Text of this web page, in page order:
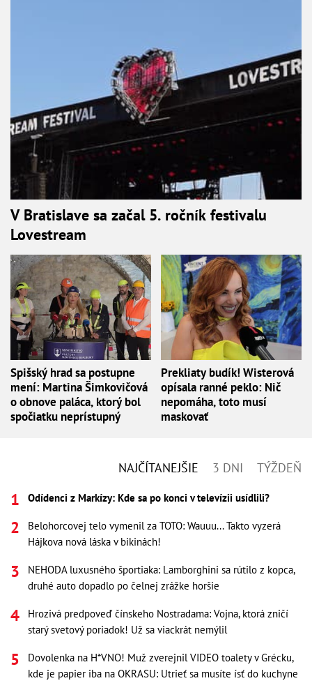
V Bratislave sa začal 5. ročník festivalu
Lovestream
Spišský hrad sa postupne
mení: Martina Šimkovičová
o obnove paláca, ktorý bol
spočiatku neprístupný
Prekliaty budík! Wisterová
opísala ranné peklo: Nič
nepomáha, toto musí
maskovať
NAJČÍTANEJŠIE 3 DNI TÝŽDEŇ
Odídenci z Markízy: Kde sa po konci v televízii usídlili?
Belohorcovej telo vymenil za TOTO: Wauuu... Takto vyzerá
Hájkova nová láska v bikinách!
NEHODA luxusného športiaka: Lamborghini sa rútilo z kopca,
druhé auto dopadlo po čelnej zrážke horšie
Hrozivá predpoveď čínskeho Nostradama: Vojna, ktorá zničí
starý svetový poriadok! Už sa viackrát nemýlil
Dovolenka na H*VNO! Muž zverejnil VIDEO toalety v Grécku,
kde je papier iba na OKRASU: Utrieť sa musíte ísť do kuchyne